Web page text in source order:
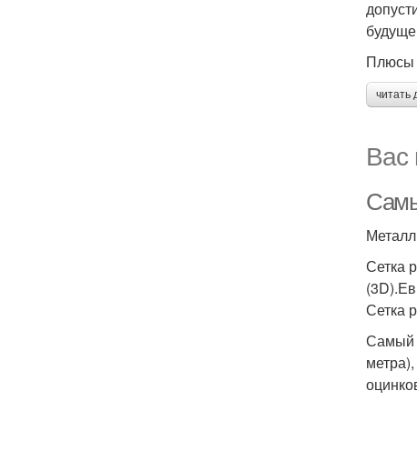
Плюсы
читать
Вас
Сетка
Сетка
Самый